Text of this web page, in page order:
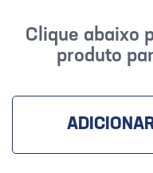
Clique abaixo
produto